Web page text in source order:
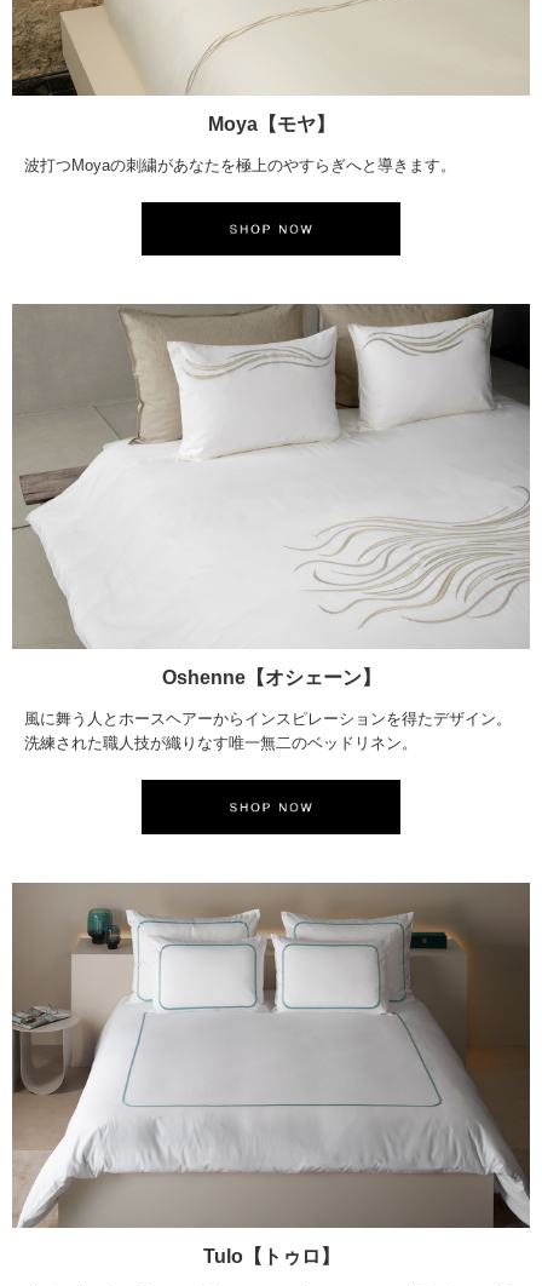
Moya【モヤ】
波打つMoyaの刺繍があなたを極上のやすらぎへと導きます。
Oshenne【オシェーン】
風に舞う人とホースヘアーからインスピレーションを得たデザイン。
洗練された職人技が織りなす唯一無二のベッドリネン。
Tulo【トゥロ】